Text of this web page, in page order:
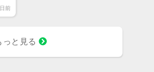
前
っと見る